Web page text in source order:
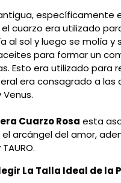
específicamente
cuarzo era utilizado
al sol y luego se molía
para formar un
Esto era utilizado para
era consagrado a las
Cuarzo Rosa esta
el arcángel del amor,
La Talla Ideal de la